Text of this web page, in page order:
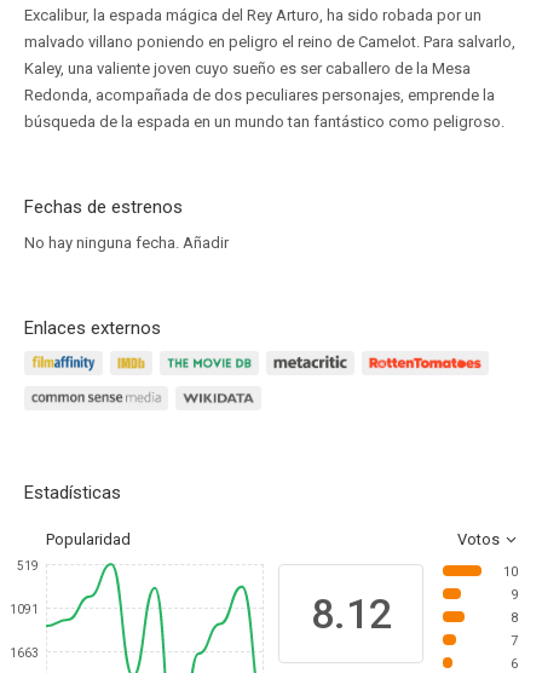
Excalibur, la espada mágica del Rey Arturo, ha sido robada por un
malvado villano poniendo en peligro el reino de Camelot. Para salvarlo,
Kaley, una valiente joven cuyo sueño es ser caballero de la Mesa
Redonda, acompañada de dos peculiares personajes, emprende la
búsqueda de la espada en un mundo tan fantástico como peligroso.
Fechas de estrenos
No hay ninguna fecha. Añadir
Enlaces externos
Estadísticas
Popularidad Votos
519
1091
1663
8.12
10
9
8
7
6